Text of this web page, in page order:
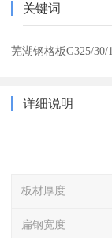
关键词
芜湖钢格板G325/30/
详细说明
板材厚度
扁钢宽度